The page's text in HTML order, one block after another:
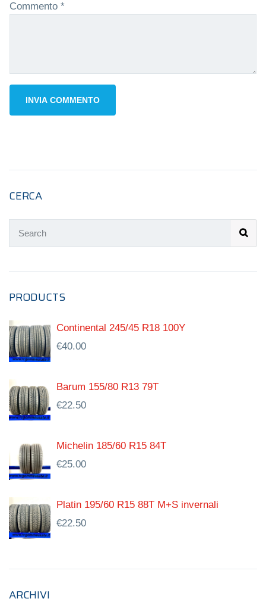
Commento *
CERCA
PRODUCTS
Continental 245/45 R18 100Y
€40.00
Barum 155/80 R13 79T
€22.50
Michelin 185/60 R15 84T
€25.00
Platin 195/60 R15 88T M+S invernali
€22.50
ARCHIVI